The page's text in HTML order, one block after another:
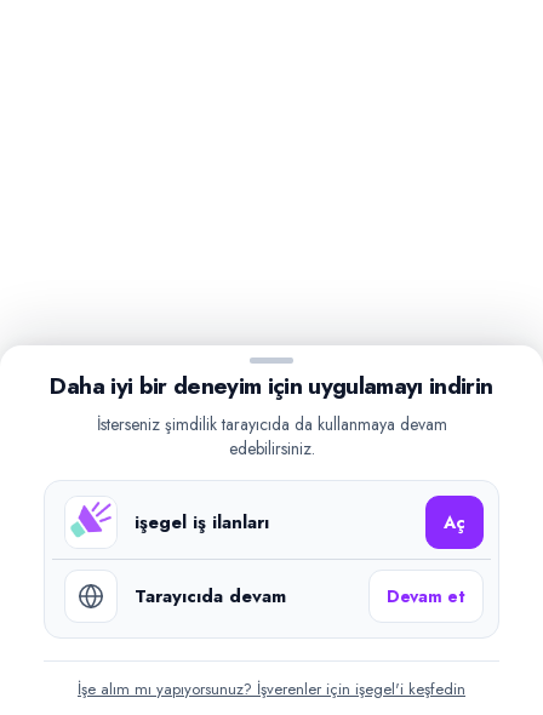
Daha iyi bir deneyim için uygulamayı indirin
İsterseniz şimdilik tarayıcıda da kullanmaya devam
edebilirsiniz.
işegel iş ilanları Aç
Tarayıcıda devam Devam et
İşe alım mı yapıyorsunuz? İşverenler için işegel'i keşfedin